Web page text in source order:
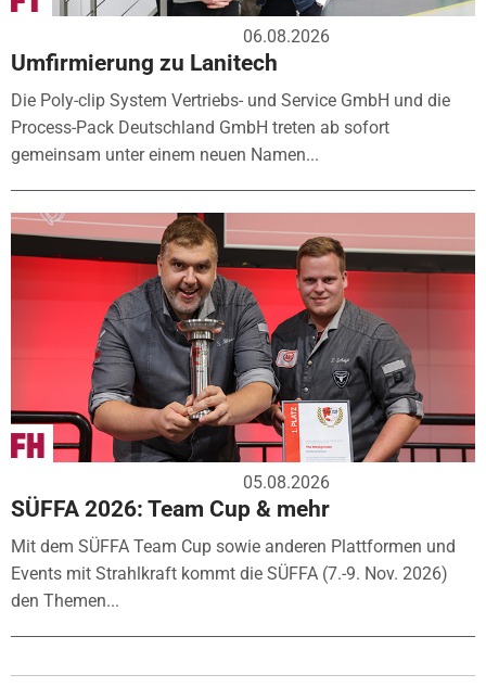
06.08.2026
Umfirmierung zu Lanitech
Die Poly-clip System Vertriebs- und Service GmbH und die
Process-Pack Deutschland GmbH treten ab sofort
gemeinsam unter einem neuen Namen...
05.08.2026
SÜFFA 2026: Team Cup & mehr
Mit dem SÜFFA Team Cup sowie anderen Plattformen und
Events mit Strahlkraft kommt die SÜFFA (7.-9. Nov. 2026)
den Themen...